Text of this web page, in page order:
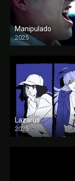
Manipulado
2025
Lazarus
2025